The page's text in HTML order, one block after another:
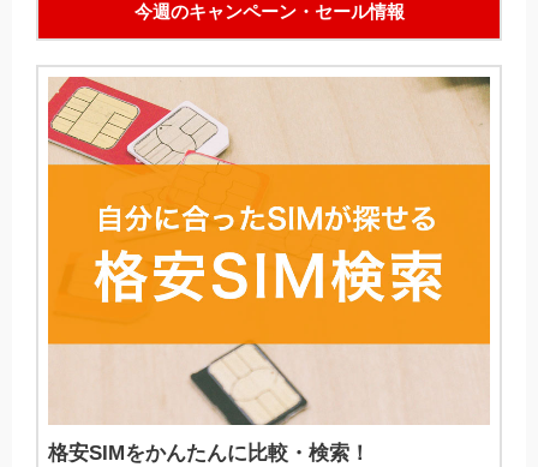
今週のキャンペーン・セール情報
格安SIMをかんたんに比較・検索！